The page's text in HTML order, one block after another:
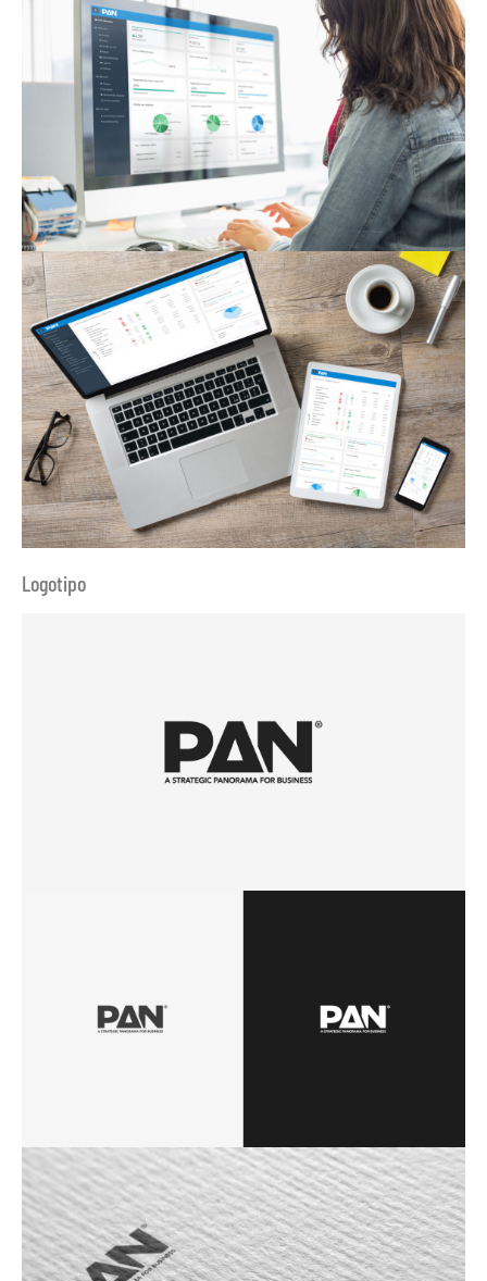
Logotipo